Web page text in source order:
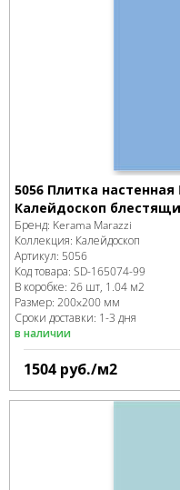
5056 Плитка настенная
Калейдоскоп
Бренд: Kerama Marazzi
Коллекция: Калейдоскоп
Артикул: 5056
Код товара: SD-165074-99
В коробке: 26 шт, 1.04 м2
Размер: 200x200 мм
Сроки доставки: 1-3 дня
в наличии
1504 руб./м2